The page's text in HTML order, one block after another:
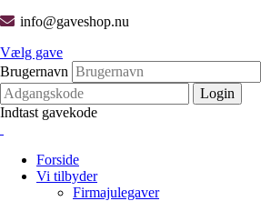
info@gaveshop.nu
Vælg gave
Brugernavn
Login
Indtast gavekode
Forside
Vi tilbyder
Firmajulegaver